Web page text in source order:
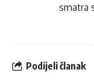
smatra
Podijeli članak